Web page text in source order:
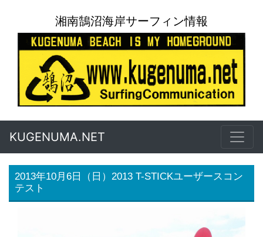
湘南鵠沼海岸サーフィン情報
KUGENUMA.NET
2013年10月6日（日）2013 T-STICKユーザースコン
テスト